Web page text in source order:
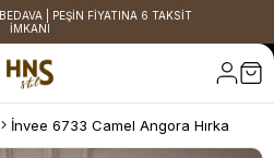
| PEŞİN FİYATINA 6 TAKSİT
İMKANI
İnvee 6733 Camel Angora Hırka